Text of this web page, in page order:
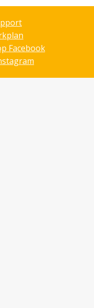
Facebook